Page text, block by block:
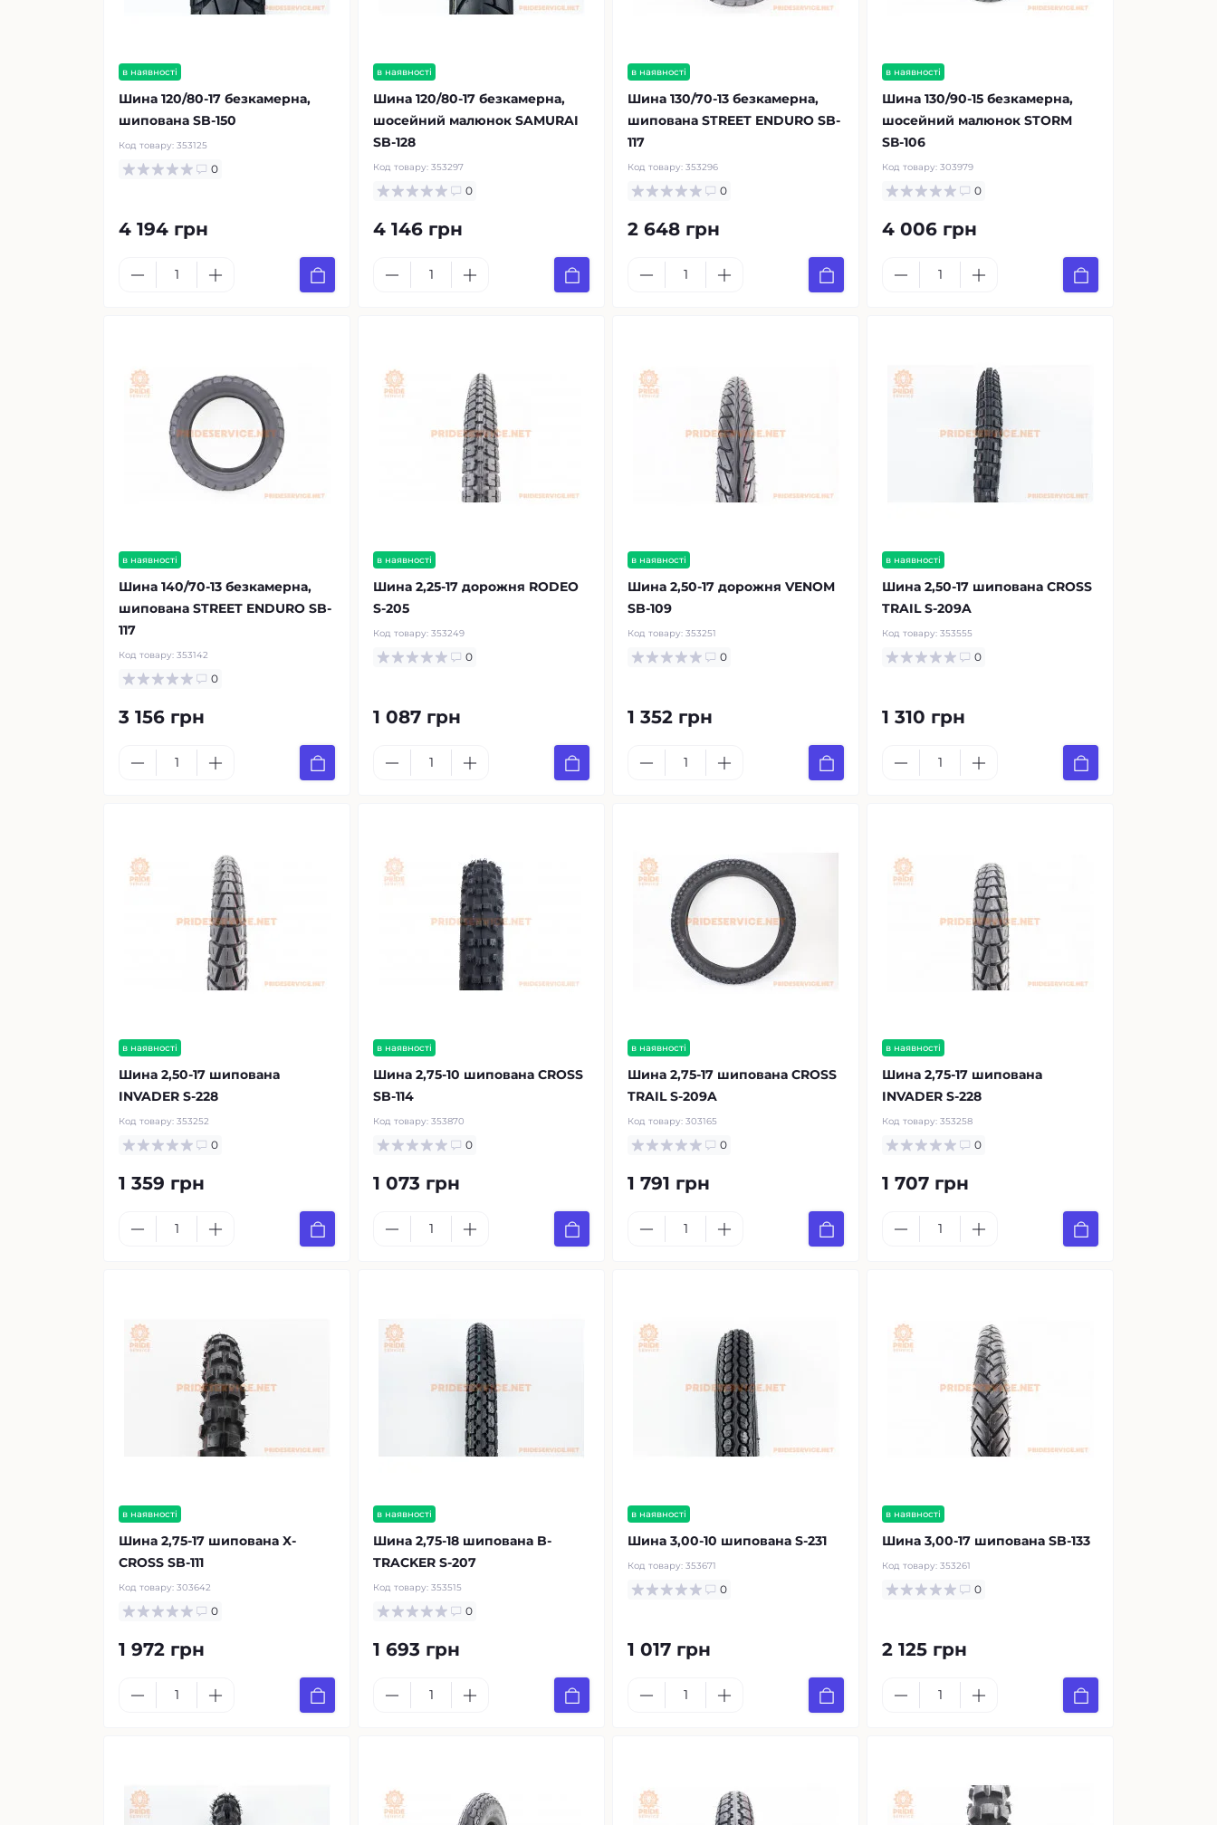
в наявності
Шина 120/80-17 безкамерна,
шипована SB-150
Код товару: 353125
0
4 194 грн
в наявності
Шина 120/80-17 безкамерна,
шосейний малюнок SAMURAI
SB-128
Код товару: 353297
0
4 146 грн
в наявності
Шина 130/70-13 безкамерна,
шипована STREET ENDURO SB-
117
Код товару: 353296
0
2 648 грн
в наявності
Шина 130/90-15 безкамерна,
шосейний малюнок STORM
SВ-106
Код товару: 303979
0
4 006 грн
в наявності
Шина 140/70-13 безкамерна,
шипована STREET ENDURO SB-
117
Код товару: 353142
0
3 156 грн
в наявності
Шина 2,25-17 дорожня RODEO
S-205
Код товару: 353249
0
1 087 грн
в наявності
Шина 2,50-17 дорожня VENOM
SB-109
Код товару: 353251
0
1 352 грн
в наявності
Шина 2,50-17 шипована CROSS
TRAIL S-209A
Код товару: 353555
0
1 310 грн
в наявності
Шина 2,50-17 шипована
INVADER S-228
Код товару: 353252
0
1 359 грн
в наявності
Шина 2,75-10 шипована CROSS
SB-114
Код товару: 353870
0
1 073 грн
в наявності
Шина 2,75-17 шипована CROSS
TRAIL S-209A
Код товару: 303165
0
1 791 грн
в наявності
Шина 2,75-17 шипована
INVADER S-228
Код товару: 353258
0
1 707 грн
в наявності
Шина 2,75-17 шипована X-
CROSS SB-111
Код товару: 303642
0
1 972 грн
в наявності
Шина 2,75-18 шипована B-
TRACKER S-207
Код товару: 353515
0
1 693 грн
в наявності
Шина 3,00-10 шипована S-231
Код товару: 353671
0
1 017 грн
в наявності
Шина 3,00-17 шипована SB-133
Код товару: 353261
0
2 125 грн